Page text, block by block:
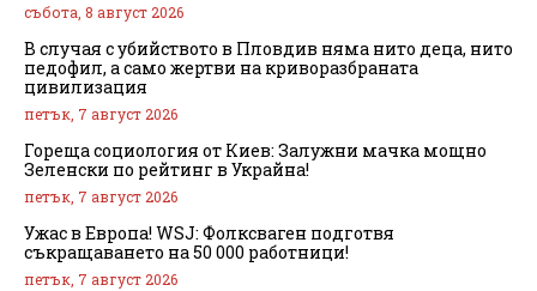
събота, 8 август 2026
В случая с убийството в Пловдив няма нито деца, нито
педофил, а само жертви на криворазбраната
цивилизация
петък, 7 август 2026
Гореща социология от Киев: Залужни мачка мощно
Зеленски по рейтинг в Украйна!
петък, 7 август 2026
Ужас в Европа! WSJ: Фолксваген подготвя
съкращаването на 50 000 работници!
петък, 7 август 2026